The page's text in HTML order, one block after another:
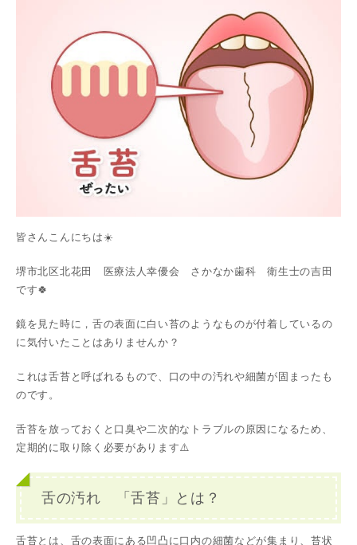
皆さんこんにちは☀️
堺市北区北花田 医療法人幸優会 さかなか歯科 衛生士の吉田
です🍀
鏡を見た時に，舌の表面に白い苔のようなものが付着しているの
に気付いたことはありませんか？
これは舌苔と呼ばれるもので、口の中の汚れや細菌が固まったも
のです。
舌苔を放っておくと口臭や二次的なトラブルの原因になるため、
定期的に取り除く必要があります⚠️
舌の汚れ 「舌苔」とは？
舌苔とは、舌の表面にある凹凸に口内の細菌などが集まり、苔状